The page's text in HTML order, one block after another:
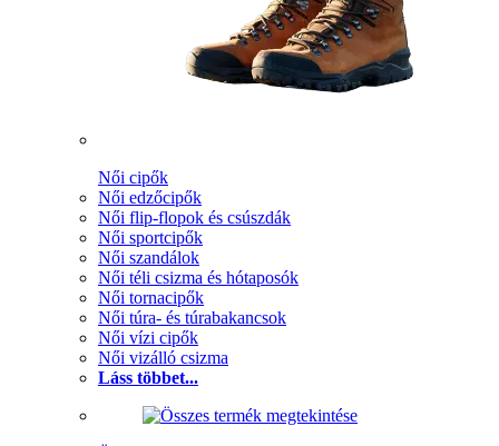
Női cipők
Női edzőcipők
Női flip-flopok és csúszdák
Női sportcipők
Női szandálok
Női téli csizma és hótaposók
Női tornacipők
Női túra- és túrabakancsok
Női vízi cipők
Női vizálló csizma
Láss többet...